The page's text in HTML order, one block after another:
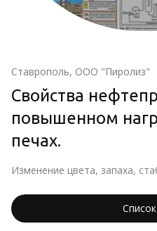
Ставрополь, ООО "Пиролиз"
Свойства
повышенном
печах.
Изменение цвета, запаха,